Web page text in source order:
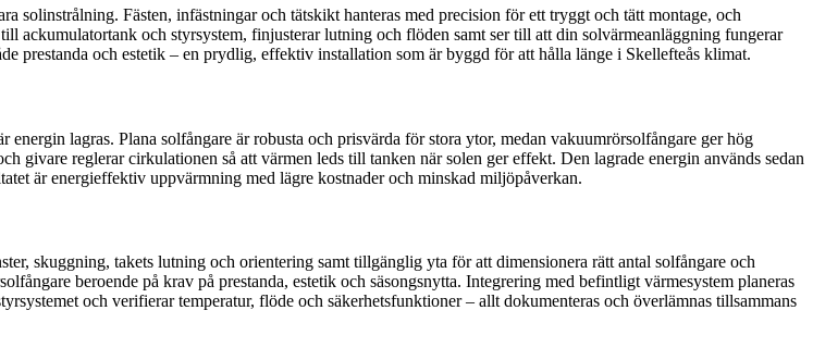
solinstrålning. Fästen, infästningar och tätskikt hanteras med precision för ett tryggt och tätt montage, och
ackumulatortank och styrsystem, finjusterar lutning och flöden samt ser till att din solvärmeanläggning fungerar
prestanda och estetik – en prydlig, effektiv installation som är byggd för att hålla länge i Skellefteås klimat.
lagras. Plana solfångare är robusta och prisvärda för stora ytor, medan vakuumrörsolfångare ger hög
givare reglerar cirkulationen så att värmen leds till tanken när solen ger effekt. Den lagrade energin används sedan
är energieffektiv uppvärmning med lägre kostnader och minskad miljöpåverkan.
skuggning, takets lutning och orientering samt tillgänglig yta för att dimensionera rätt antal solfångare och
beroende på krav på prestanda, estetik och säsongsnytta. Integrering med befintligt värmesystem planeras
och verifierar temperatur, flöde och säkerhetsfunktioner – allt dokumenteras och överlämnas tillsammans